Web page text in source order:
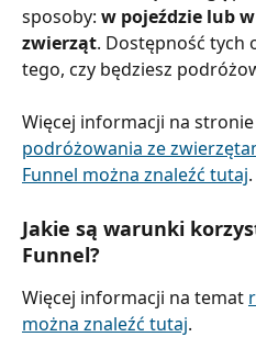
sposoby: w pojeździe lub
zwierząt. Dostępność tych
tego, czy będziesz
Więcej informacji na stronie
podróżowania ze
Funnel można znaleźć tutaj.
Jakie są warunki
Funnel?
Więcej informacji na temat
można znaleźć tutaj.